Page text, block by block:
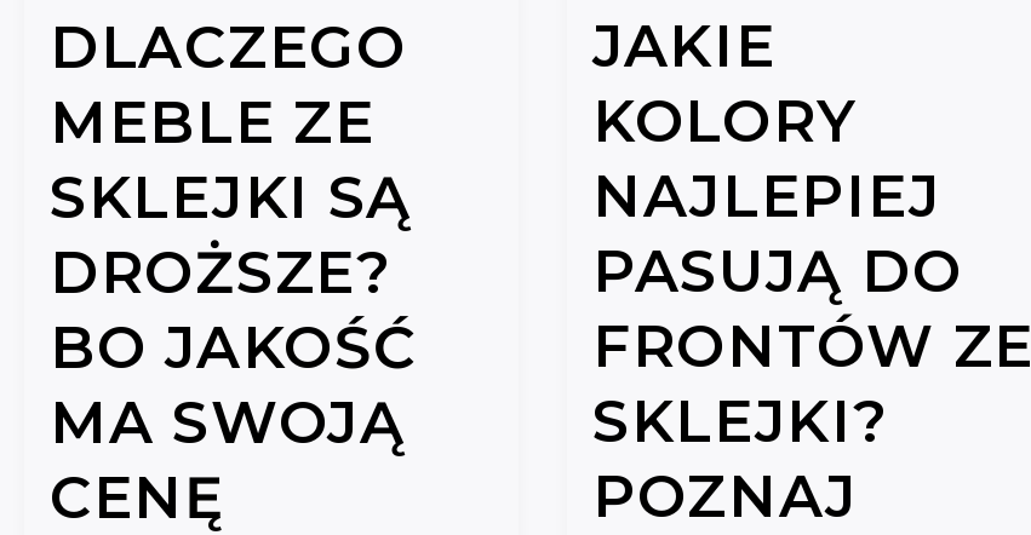
DLACZEGO
MEBLE ZE
SKLEJKI SĄ
DROŻSZE?
BO JAKOŚĆ
MA SWOJĄ
CENĘ
JAKIE
KOLORY
NAJLEPIEJ
PASUJĄ DO
FRONTÓW ZE
SKLEJKI?
POZNAJ